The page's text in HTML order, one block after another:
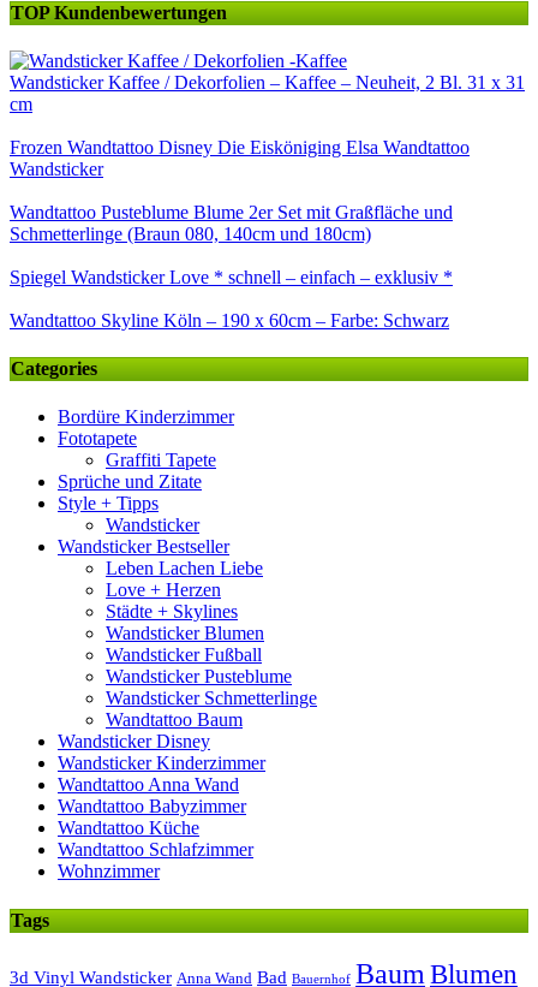
TOP Kundenbewertungen
Wandsticker Kaffee / Dekorfolien – Kaffee – Neuheit, 2 Bl. 31 x 31
cm
Frozen Wandtattoo Disney Die Eisköniging Elsa Wandtattoo
Wandsticker
Wandtattoo Pusteblume Blume 2er Set mit Graßfläche und
Schmetterlinge (Braun 080, 140cm und 180cm)
Spiegel Wandsticker Love * schnell – einfach – exklusiv *
Wandtattoo Skyline Köln – 190 x 60cm – Farbe: Schwarz
Categories
Bordüre Kinderzimmer
Fototapete
Graffiti Tapete
Sprüche und Zitate
Style + Tipps
Wandsticker
Wandsticker Bestseller
Leben Lachen Liebe
Love + Herzen
Städte + Skylines
Wandsticker Blumen
Wandsticker Fußball
Wandsticker Pusteblume
Wandsticker Schmetterlinge
Wandtattoo Baum
Wandsticker Disney
Wandsticker Kinderzimmer
Wandtattoo Anna Wand
Wandtattoo Babyzimmer
Wandtattoo Küche
Wandtattoo Schlafzimmer
Wohnzimmer
Tags
3d Vinyl Wandsticker Anna Wand Bad Bauernhof Baum Blumen